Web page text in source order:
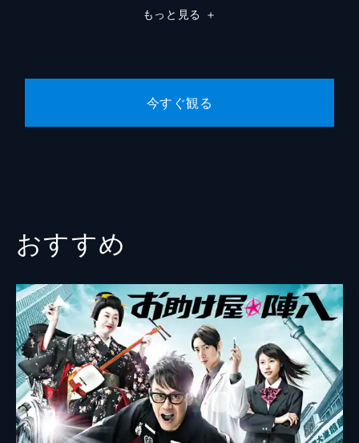
もっと見る ＋
今すぐ観る
おすすめ